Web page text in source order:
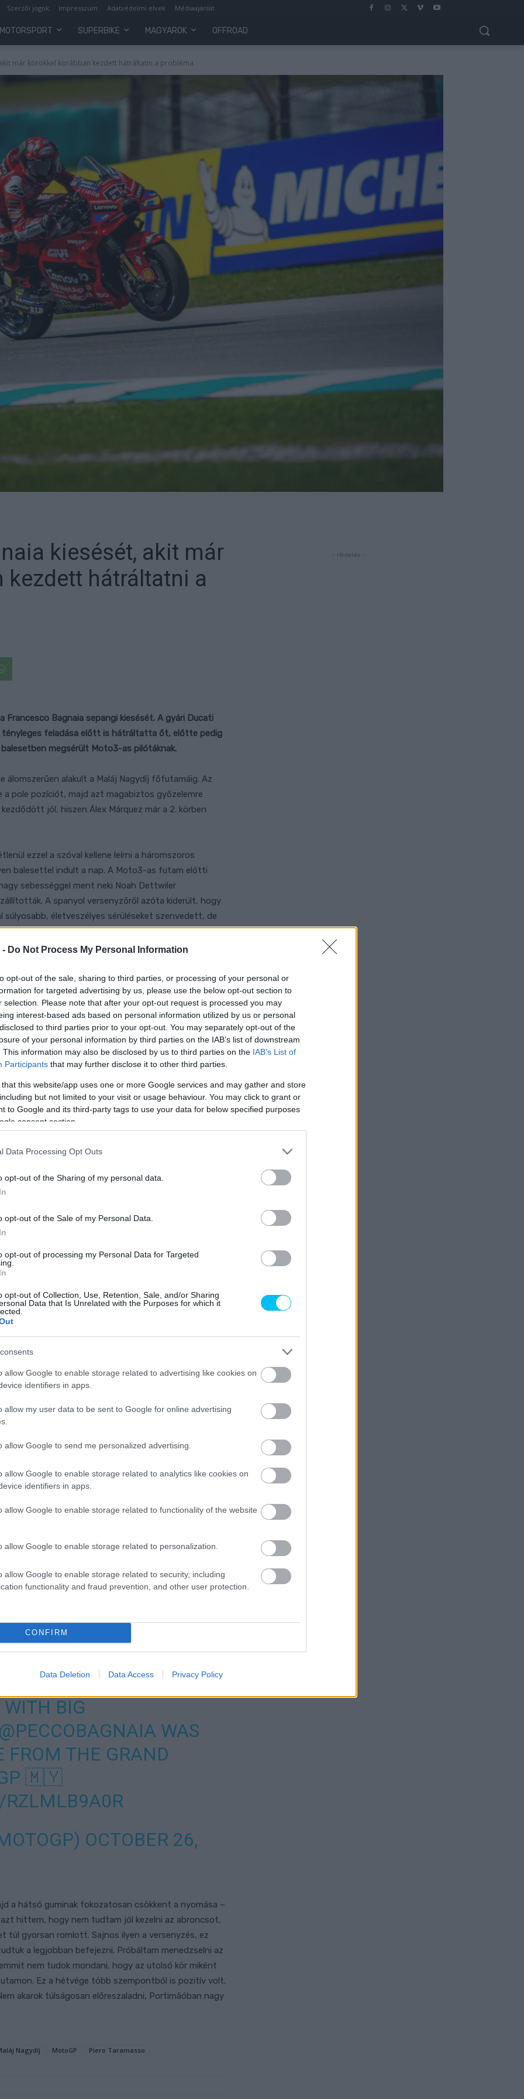
- Do Not Process My Personal Information
opt-out of the sale, sharing to third parties, or processing of your personal or
for targeted advertising by us, please use the below opt-out section to
selection. Please note that after your opt-out request is processed you may
interest-based ads based on personal information utilized by us or personal
to third parties prior to your opt-out. You may separately opt-out of the
of your personal information by third parties on the IAB’s list of downstream
This information may also be disclosed by us to third parties on the IAB’s List of
Participants that may further disclose it to other third parties.
that this website/app uses one or more Google services and may gather and store
but not limited to your visit or usage behaviour. You may click to grant or
to Google and its third-party tags to use your data for below specified purposes
consent section.
Data Processing Opt Outs
opt-out of the Sharing of my personal data.
opt-out of the Sale of my Personal Data.
opt-out of processing my Personal Data for Targeted
opt-out of Collection, Use, Retention, Sale, and/or Sharing
Data that Is Unrelated with the Purposes for which it
allow Google to enable storage related to advertising like cookies on
identifiers in apps.
allow my user data to be sent to Google for online advertising
allow Google to send me personalized advertising.
allow Google to enable storage related to analytics like cookies on
identifiers in apps.
allow Google to enable storage related to functionality of the website
allow Google to enable storage related to personalization.
allow Google to enable storage related to security, including
functionality and fraud prevention, and other user protection.
CONFIRM
Data Deletion Data Access Privacy Policy
Szerzői jogok Impresszum Adatvédelmi elvek Médiaajánlat
MOTORSPORT SUPERBIKE MAGYAROK OFFROAD
már körökkel korábban kezdett hátráltatni a probléma
kiesését, akit már
kezdett hátráltatni a
Bagnaia sepangi kiesését. A gyári Ducati
tényleges feladása előtt is hátráltatta őt, előtte pedig
megsérült Moto3-as pilótáknak.
álomszerűen alakult a Maláj Nagydíj főfutamáig. Az
pole pozíciót, majd azt magabiztos győzelemre
jól, hiszen Álex Márquez már a 2. körben
ezzel a szóval kellene leírni a háromszoros
balesettel indult a nap. A Moto3-as futam előtti
sebességgel ment neki Noah Dettwiler
A spanyol versenyzőről azóta kiderült, hogy
életveszélyes sérüléseket szenvedett, de
forognak, akik biztosan nincsenek jól – nyilatkozta
hogy minden jól alakuljon, és jó hírek
hogy az én problémáim háttérbe szorulnak.”
Nos, a futam hajrájában hirtelen lelassult,
ezzel a versenyt. Az első lassítások alapján
viszont más szögből is megmutatták. Ebből úgy
a Michelinnnek a kétkerekű motorsportért felelős
mi okozhatta ezt.
–
és láttuk, hogy a nyomás 0,6 és 0,7 [bar] között
tűnt, hogy egy pályán lévő karbondarab okozta a
a rajtot, és volt még benne némi tartalék. Egy-két
viselkedik, a következő körben pedig jelentősen
hogy pontosan meg tudjuk állapítani, mennyit
valami nem stimmel, és ki kellett állnia.”
el visszaesni, a tempója már korábban sem volt
tudott igazán közel maradni hozzá, Pedro Acostát
szintén maga mögé utasította, de mint kiderült,
BIG
@PECCOBAGNAIA WAS
FROM THE GRAND
🇲🇾
RZLMLB9A0R
OCTOBER 26,
a hátsó guminak fokozatosan csökkent a nyomása –
hittem, hogy nem tudtam jól kezelni az abroncsot,
túl gyorsan romlott. Sajnos ilyen a versenyzés, ez
a legjobban befejezni. Próbáltam menedzselni az
nem tudok mondani, hogy az utolsó kör miként
Ez a hétvége több szempontból is pozitív volt.
akarok túlságosan előreszaladni, Portimãóban nagy
Nagydíj MotoGP Piero Taramasso
- Hirdetés -